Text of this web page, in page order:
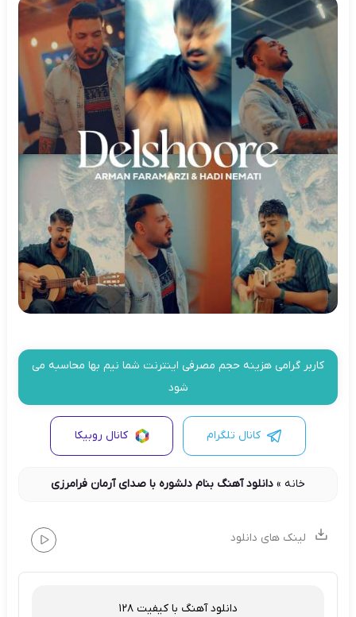
کاربر گرامی هزینه حجم مصرفی اینترنت شما نیم بها محاسبه می
شود
کانال تلگرام کانال روبیکا
خانه» دانلود آهنگ بنام دلشوره با صدای آرمان فرامرزی
لینک های دانلود
دانلود آهنگ با کیفیت 128